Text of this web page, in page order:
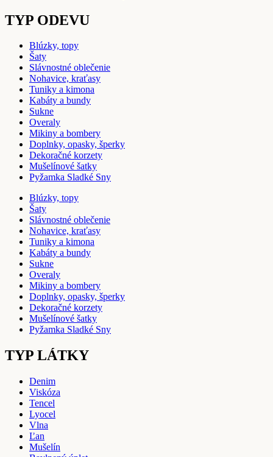
TYP ODEVU
Blúzky, topy
Šaty
Slávnostné oblečenie
Nohavice, kraťasy
Tuniky a kimona
Kabáty a bundy
Sukne
Overaly
Mikiny a bombery
Doplnky, opasky, šperky
Dekoračné korzety
Mušelínové šatky
Pyžamka Sladké Sny
Blúzky, topy
Šaty
Slávnostné oblečenie
Nohavice, kraťasy
Tuniky a kimona
Kabáty a bundy
Sukne
Overaly
Mikiny a bombery
Doplnky, opasky, šperky
Dekoračné korzety
Mušelínové šatky
Pyžamka Sladké Sny
TYP LÁTKY
Denim
Viskóza
Tencel
Lyocel
Vlna
Ľan
Mušelín